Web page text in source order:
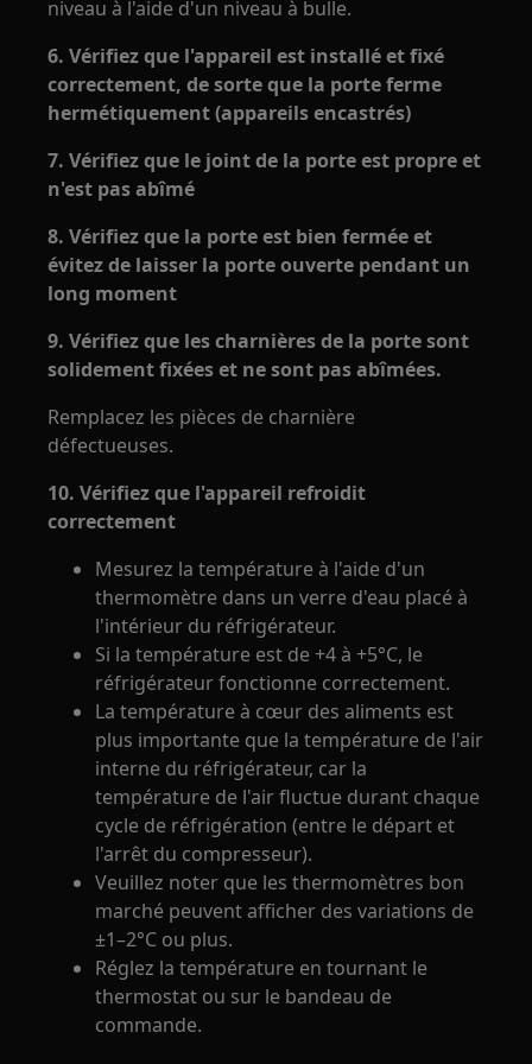
niveau à l'aide d'un niveau à bulle.
6. Vérifiez que l'appareil est installé et fixé
correctement, de sorte que la porte ferme
hermétiquement (appareils encastrés)
7. Vérifiez que le joint de la porte est propre et
n'est pas abîmé
8. Vérifiez que la porte est bien fermée et
évitez de laisser la porte ouverte pendant un
long moment
9. Vérifiez que les charnières de la porte sont
solidement fixées et ne sont pas abîmées.
Remplacez les pièces de charnière
défectueuses.
10. Vérifiez que l'appareil refroidit
correctement
Mesurez la température à l'aide d'un
thermomètre dans un verre d'eau placé à
l'intérieur du réfrigérateur.
Si la température est de +4 à +5°C, le
réfrigérateur fonctionne correctement.
La température à cœur des aliments est
plus importante que la température de l'air
interne du réfrigérateur, car la
température de l'air fluctue durant chaque
cycle de réfrigération (entre le départ et
l'arrêt du compresseur).
Veuillez noter que les thermomètres bon
marché peuvent afficher des variations de
±1–2°C ou plus.
Réglez la température en tournant le
thermostat ou sur le bandeau de
commande.